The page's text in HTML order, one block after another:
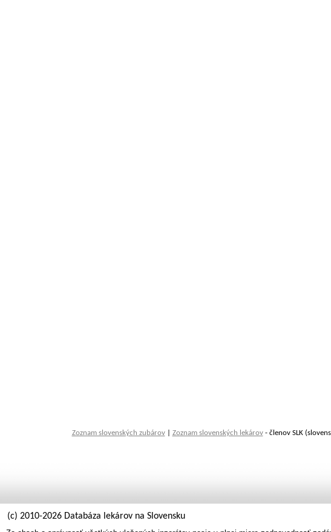
Zoznam slovenských zubárov| Zoznam slovenských lekárov- členov SLK
(c) 2010-2026 Databáza lekárov na Slovensku